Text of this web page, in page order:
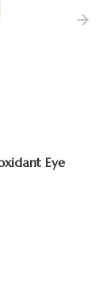
Eye